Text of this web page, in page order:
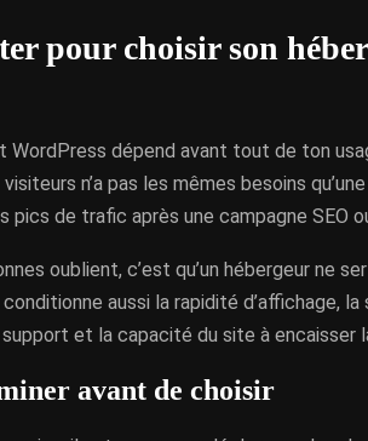
pour choisir son
WordPress dépend avant tout de ton
n’a pas les mêmes besoins
pics de trafic après une campagne SEO
oublient, c’est qu’un hébergeur ne
aussi la rapidité d’affichage,
et la capacité du site à encaisser
avant de choisir